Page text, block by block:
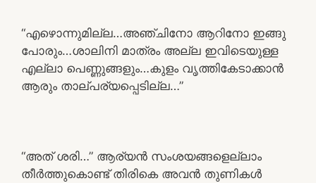
“എഴൊന്നുമില്ല…അഞ്ചിനോ ആറിനോ ഇങ്ങു
പോരും…ശാലിനി മാത്രം അല്ല ഇവിടെയുള്ള
എല്ലാ പെണ്ണുങ്ങളും…കുളം വൃത്തികേടാക്കാൻ
ആരും താല്പര്യപ്പെടില്ല…”
“അത് ശരി…” ആര്യൻ സംശയങ്ങളെല്ലാം
തീർത്തുകൊണ്ട് തിരികെ അവൻ തുണികൾ